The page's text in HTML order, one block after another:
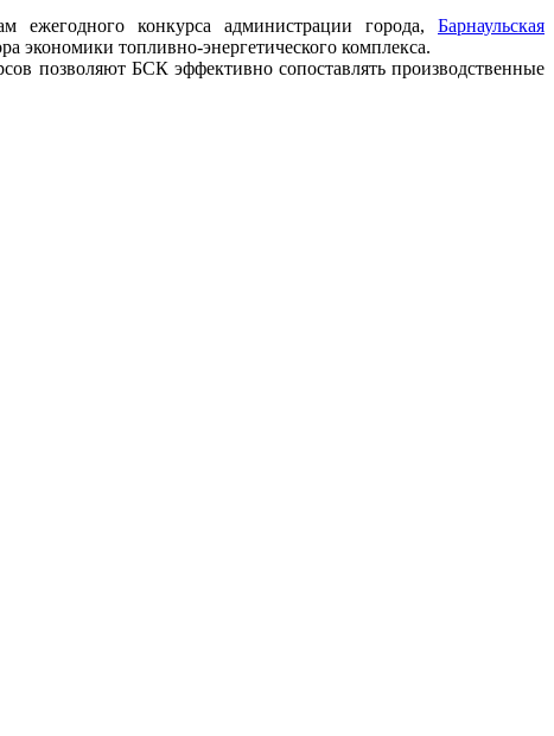
конкурса администрации города, Барнаульская
экономики топливно-энергетического комплекса.
позволяют БСК эффективно сопоставлять производственные